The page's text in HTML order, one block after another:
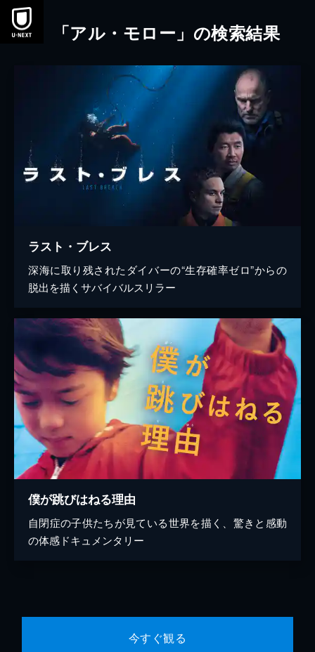
本文へスキップ
「アル・モロー」の検索結果
ラスト・ブレス
深海に取り残されたダイバーの“生存確率ゼロ”からの
脱出を描くサバイバルスリラー
僕が跳びはねる理由
自閉症の子供たちが見ている世界を描く、驚きと感動
の体感ドキュメンタリー
今すぐ観る